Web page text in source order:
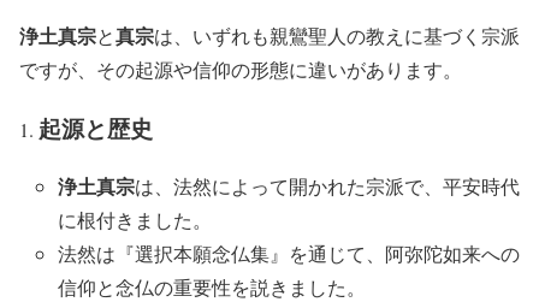
浄土真宗と真宗は、いずれも親鸞聖人の教えに基づく宗派
ですが、その起源や信仰の形態に違いがあります。
起源と歴史
浄土真宗は、法然によって開かれた宗派で、平安時代
に根付きました。
法然は『選択本願念仏集』を通じて、阿弥陀如来への
信仰と念仏の重要性を説きました。